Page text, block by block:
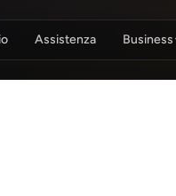
Assistenza Business